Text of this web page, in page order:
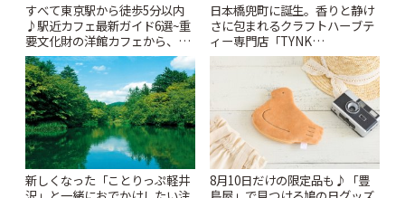
すべて東京駅から徒歩5分以内
♪駅近カフェ最新ガイド6選~重
要文化財の洋館カフェから、改
札すぐのレトロ喫茶まで~ | こと
りっぷ
日本橋兜町に誕生。香りと静け
さに包まれるクラフトハーブテ
ィー専門店「TYNK
Kabutocho」 | ことりっぷ
新しくなった「ことりっぷ軽井
8月10日だけの限定品も♪「豊